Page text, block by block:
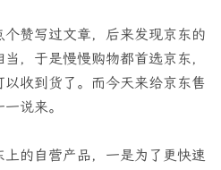
赞写过文章，后来发现京东的
，于是慢慢购物都首选京东，
收到货了。而今天来给京东售
说来。
的自营产品，一是为了更快速